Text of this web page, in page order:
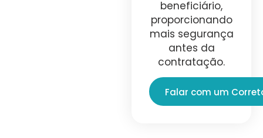
beneficiário,
proporcionando
mais segurança
antes da
contratação.
Falar com um